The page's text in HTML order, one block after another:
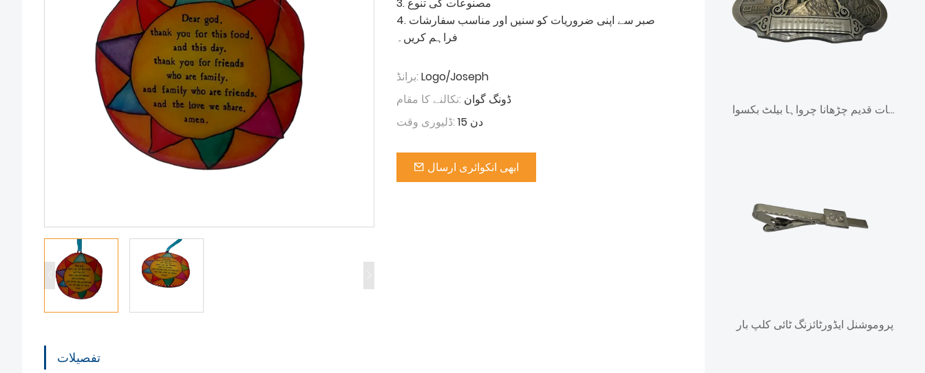
4. صبر سے اپنی ضروریات کو سنیں اور مناسب سفارشات
فراہم کریں۔
برانڈ: Logo/Joseph
نکالنے کا مقام: ڈونگ گوان
ڈلیوری وقت:
15 دن
ابھی انکوائری ارسال
تفصیلات
زنک مرکب دھات قدیم چڑھانا چرواہا بیلٹ بکسوا
پروموشنل ایڈورٹائزنگ ٹائی کلپ بار